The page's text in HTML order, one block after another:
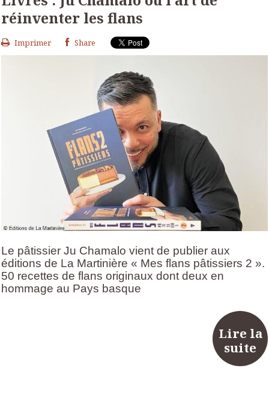
réinventer les flans
Imprimer Share
Le pâtissier Ju Chamalo vient de publier aux
éditions de La Martinière « Mes flans pâtissiers 2 ».
50 recettes de flans originaux dont deux en
hommage au Pays basque
Lire la
suite